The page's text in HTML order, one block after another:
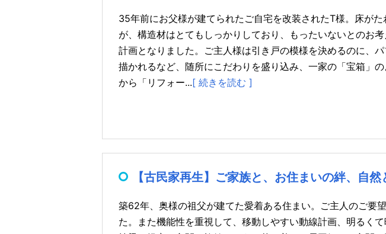
35年前にお父様が建てられたご自宅を改装されたT様。床が
が、構造材はとてもしっかりしており、もったいないとのお
計画となりました。ご主人様は引き戸の模様を決めるのに、
描かれるなど、随所にこだわりを盛り込み、一家の「宝箱」
から「リフォー...[ 続きを読む ]
【古民家再生】ご家族と、お住まいの絆、自然
築62年、奥様の祖父が建てた愛着ある住まい。ご主人のご要
た。また機能性を重視して、移動しやすい動線計画、明るく